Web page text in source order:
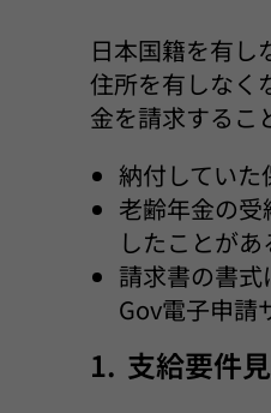
日本国籍を有し
住所を有しなく
金を請求するこ
納付していた
老齢年金の
したことがあ
請求書の書
Gov電子申請
1. 支給要件